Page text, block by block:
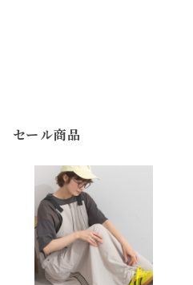
セール商品